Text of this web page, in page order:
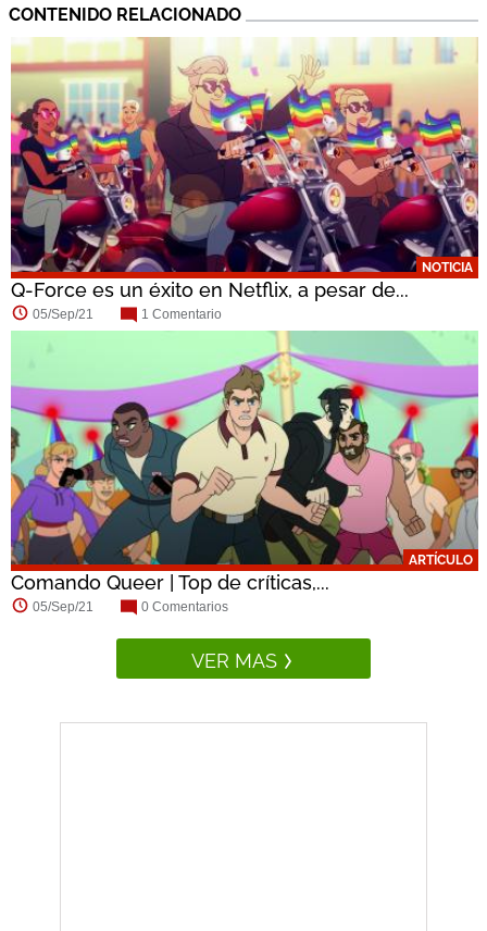
CONTENIDO RELACIONADO
NOTICIA
Q-Force es un éxito en Netflix, a pesar de...
05/Sep/21 1 Comentario
ARTÍCULO
Comando Queer | Top de críticas,...
05/Sep/21 0 Comentarios
VER MAS